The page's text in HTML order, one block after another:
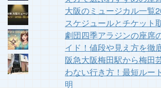
大阪のミュージカル一覧
スケジュールとチケット
劇団四季アラジンの座席
イド！値段や見え方を徹
阪急大阪梅田駅から梅田
わない行き方！最短ルー
明